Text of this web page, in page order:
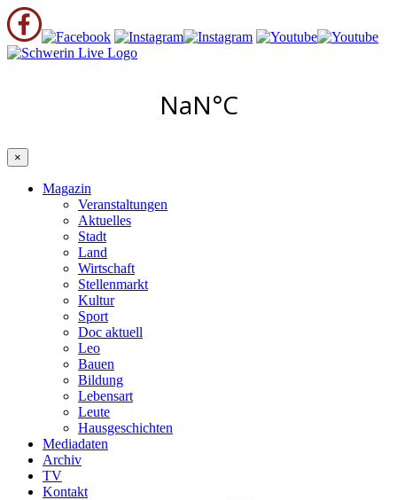
×
Magazin
Veranstaltungen
Aktuelles
Stadt
Land
Wirtschaft
Stellenmarkt
Kultur
Sport
Doc aktuell
Leo
Bauen
Bildung
Lebensart
Leute
Hausgeschichten
Mediadaten
Archiv
TV
Kontakt